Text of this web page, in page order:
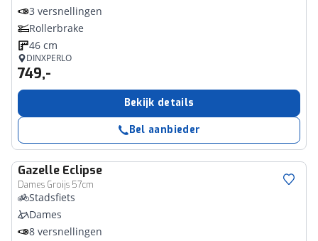
3 versnellingen
Rollerbrake
46 cm
DINXPERLO
749,-
Bekijk details
Bel aanbieder
Gazelle Eclipse
Dames Groijs 57cm
Stadsfiets
Dames
8 versnellingen